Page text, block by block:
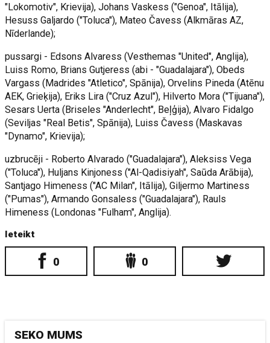
"Lokomotiv", Krievija), Johans Vaskess ("Genoa", Itālija),
Hesuss Galjardo ("Toluca"), Mateo Čavess (Alkmāras AZ,
Nīderlande);
pussargi - Edsons Alvaress (Vesthemas "United", Anglija),
Luiss Romo, Brians Gutjeress (abi - "Guadalajara"), Obeds
Vargass (Madrides "Atletico", Spānija), Orvelins Pineda (Atēnu
AEK, Grieķija), Eriks Lira ("Cruz Azul"), Hilverto Mora ("Tijuana"),
Sesars Uerta (Briseles "Anderlecht", Beļģija), Alvaro Fidalgo
(Seviljas "Real Betis", Spānija), Luiss Čavess (Maskavas
"Dynamo", Krievija);
uzbrucēji - Roberto Alvarado ("Guadalajara"), Aleksiss Vega
("Toluca"), Huljans Kinjoness ("Al-Qadisiyah", Saūda Arābija),
Santjago Himeness ("AC Milan", Itālija), Giljermo Martiness
("Pumas"), Armando Gonsaless ("Guadalajara"), Rauls
Himeness (Londonas "Fulham", Anglija).
Ieteikt
0 0
SEKO MUMS